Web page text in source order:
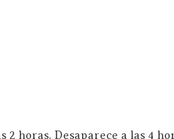
2 horas. Desaparece a las 4